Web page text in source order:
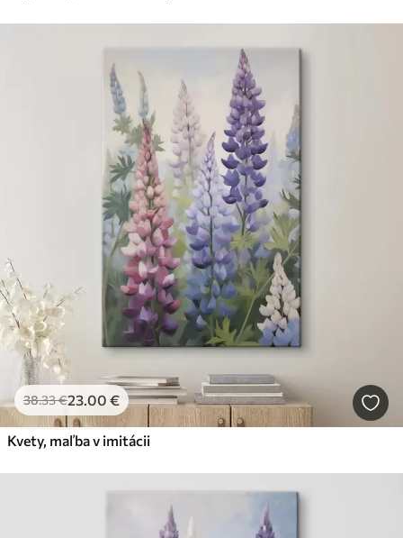
38.33€23.00 €
Kvety, maľba v imitácii